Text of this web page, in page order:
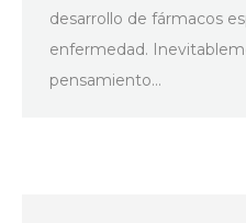
desarrollo de fármacos
enfermedad.
pensamiento…